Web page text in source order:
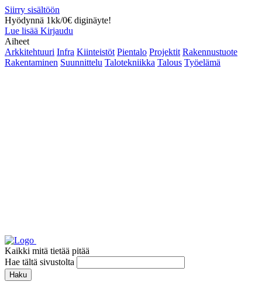
Siirry sisältöön
Hyödynnä 1kk/0€ diginäyte!
Lue lisää Kirjaudu
Aiheet
Arkkitehtuuri Infra Kiinteistöt Pientalo Projektit Rakennustuote
Rakentaminen Suunnittelu Talotekniikka Talous Työelämä
Kaikki mitä tietää pitää
Hae tältä sivustolta
Haku